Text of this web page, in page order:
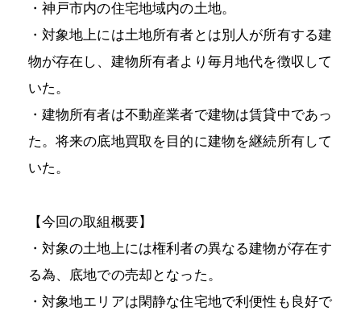
・神戸市内の住宅地域内の土地。
・対象地上には土地所有者とは別人が所有する建
物が存在し、建物所有者より毎月地代を徴収して
いた。
・建物所有者は不動産業者で建物は賃貸中であっ
た。将来の底地買取を目的に建物を継続所有して
いた。
【今回の取組概要】
・対象の土地上には権利者の異なる建物が存在す
る為、底地での売却となった。
・対象地エリアは閑静な住宅地で利便性も良好で